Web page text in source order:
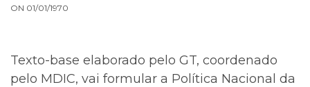
ON 01/01/1970
Texto-base elaborado pelo GT, coordenado
pelo MDIC, vai formular a Política Nacional da